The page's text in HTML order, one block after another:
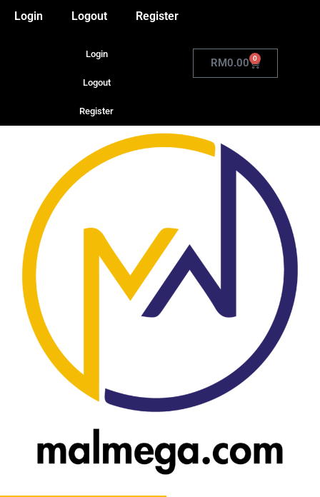
Login Logout Register
Login
Logout
Register
RM0.00 0